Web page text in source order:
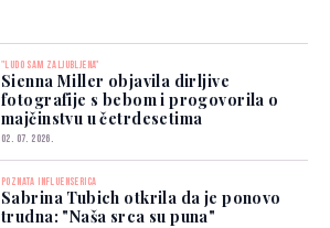
"LUDO SAM ZALJUBLJENA"
Sienna Miller objavila dirljive
fotografije s bebom i progovorila o
majčinstvu u četrdesetima
02. 07. 2026.
POZNATA INFLUENSERICA
Sabrina Tubich otkrila da je ponovo
trudna: "Naša srca su puna"